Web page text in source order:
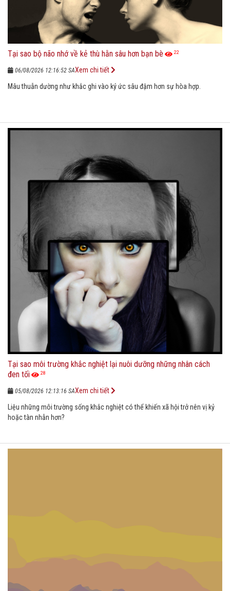
Tại sao bộ não nhớ về kẻ thù hằn sâu hơn bạn bè 22
06/08/2026 12:16:52 SA
Mâu thuẫn dường như khắc ghi vào ký ức sâu đậm hơn sự hòa hợp.
Xem chi tiết
Tại sao môi trường khắc nghiệt lại nuôi dưỡng những nhân cách
đen tối
28
05/08/2026 12:13:16 SA
Liệu những môi trường sống khắc nghiệt có thể khiến xã hội trở nên vị kỷ
hoặc tàn nhẫn hơn?
Xem chi tiết